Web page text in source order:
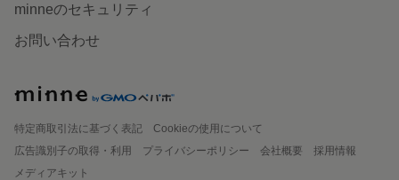
minneのセキュリティ
お問い合わせ
特定商取引法に基づく表記
Cookieの使用について
広告識別子の取得・利用
プライバシーポリシー 会社概要
採用情報
メディアキット